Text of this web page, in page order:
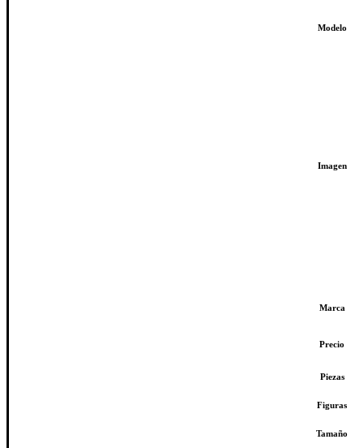
Modelo
Imagen
Marca
Precio
Piezas
Figuras
Tamaño